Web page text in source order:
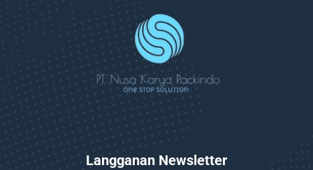
Langganan Newsletter